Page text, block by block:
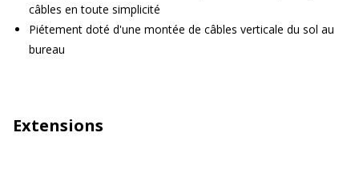
câbles en toute simplicité
Piétement doté d'une montée de câbles verticale du sol au
bureau
Extensions